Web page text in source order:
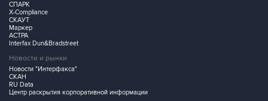
СПАРК
X-Compliance
СКАУТ
Маркер
АСТРА
Interfax Dun&Bradstreet
Новости и рынки
Новости "Интерфакса"
СКАН
RU Data
Центр раскрытия корпоративной информации